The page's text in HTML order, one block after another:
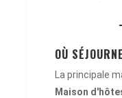
OÙ
La principale
Maison